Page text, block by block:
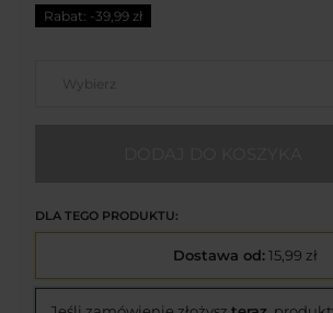
Rabat: -39,99 zł
Wybierz
DLA TEGO PRODUKTU:
Dostawa od:15,99 zł